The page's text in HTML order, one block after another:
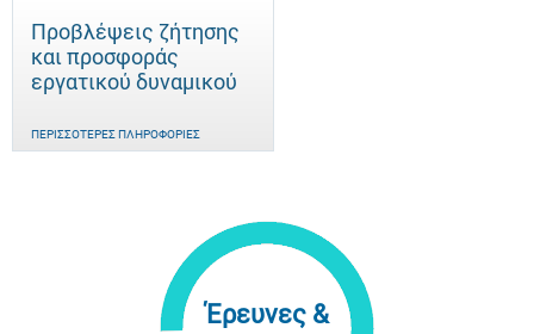
Προβλέψεις ζήτησης
και προσφοράς
εργατικού δυναμικού
ΠΕΡΙΣΣΌΤΕΡΕΣ ΠΛΗΡΟΦΟΡΊΕΣ
Έρευνες &